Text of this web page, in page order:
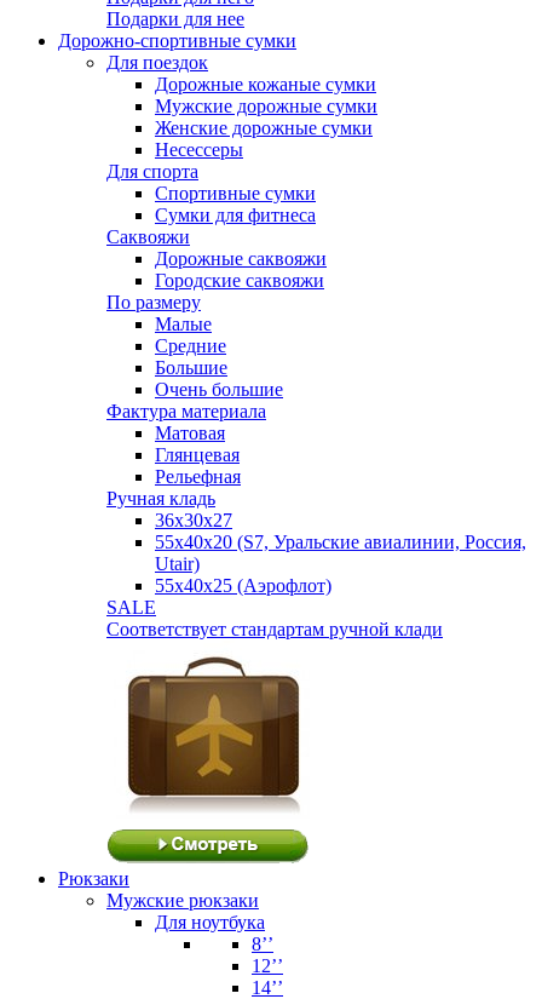
Подарки для нее
Дорожно-спортивные сумки
Для поездок
Дорожные кожаные сумки
Мужские дорожные сумки
Женские дорожные сумки
Несессеры
Для спорта
Спортивные сумки
Сумки для фитнеса
Саквояжи
Дорожные саквояжи
Городские саквояжи
По размеру
Малые
Средние
Большие
Очень большие
Фактура материала
Матовая
Глянцевая
Рельефная
Ручная кладь
36х30x27
55х40х20 (S7, Уральские авиалинии, Россия,
Utair)
55х40х25 (Аэрофлот)
SALE
Соответствует стандартам ручной клади
Рюкзаки
Мужские рюкзаки
Для ноутбука
8’’
12’’
14’’